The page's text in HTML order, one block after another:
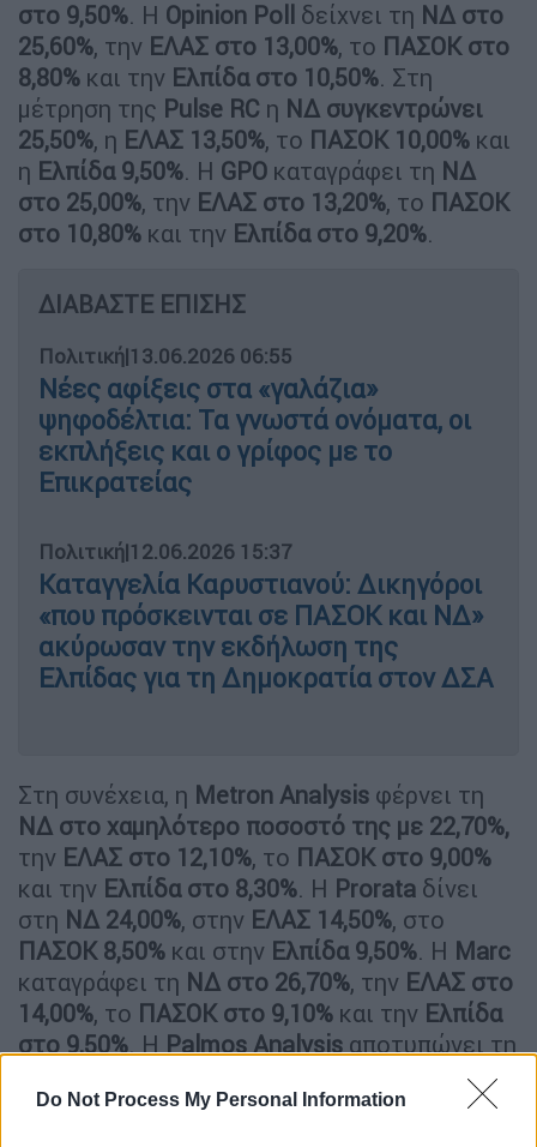
Do Not Process My Personal Information
στο 9,50%. Η Opinion Poll δείχνει τη ΝΔ στο
25,60%, την ΕΛΑΣ στο 13,00%, το ΠΑΣΟΚ στο
8,80% και την Ελπίδα στο 10,50%. Στη
μέτρηση της Pulse RC η ΝΔ συγκεντρώνει
25,50%, η ΕΛΑΣ 13,50%, το ΠΑΣΟΚ 10,00% και
η Ελπίδα 9,50%. Η GPO καταγράφει τη ΝΔ
στο 25,00%, την ΕΛΑΣ στο 13,20%, το ΠΑΣΟΚ
στο 10,80% και την Ελπίδα στο 9,20%.
ΔΙΑΒΑΣΤΕ ΕΠΙΣΗΣ
Πολιτική|13.06.2026 06:55
Νέες αφίξεις στα «γαλάζια»
ψηφοδέλτια: Τα γνωστά ονόματα, οι
εκπλήξεις και ο γρίφος με το
Επικρατείας
Πολιτική|12.06.2026 15:37
Καταγγελία Καρυστιανού: Δικηγόροι
«που πρόσκεινται σε ΠΑΣΟΚ και ΝΔ»
ακύρωσαν την εκδήλωση της
Ελπίδας για τη Δημοκρατία στον ΔΣΑ
Στη συνέχεια, η Metron Analysis φέρνει τη
ΝΔ στο χαμηλότερο ποσοστό της με 22,70%,
την ΕΛΑΣ στο 12,10%, το ΠΑΣΟΚ στο 9,00%
και την Ελπίδα στο 8,30%. Η Prorata δίνει
στη ΝΔ 24,00%, στην ΕΛΑΣ 14,50%, στο
ΠΑΣΟΚ 8,50% και στην Ελπίδα 9,50%. Η Marc
καταγράφει τη ΝΔ στο 26,70%, την ΕΛΑΣ στο
14,00%, το ΠΑΣΟΚ στο 9,10% και την Ελπίδα
στο 9,50%. Η Palmos Analysis αποτυπώνει τη
ΠΑΣΟΚ στο 8,60% και την Ελπίδα στο 8,60%